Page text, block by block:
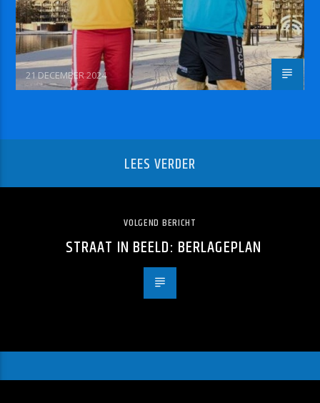
21 DECEMBER 2024
LEES VERDER
VOLGEND BERICHT
STRAAT IN BEELD: BERLAGEPLAN